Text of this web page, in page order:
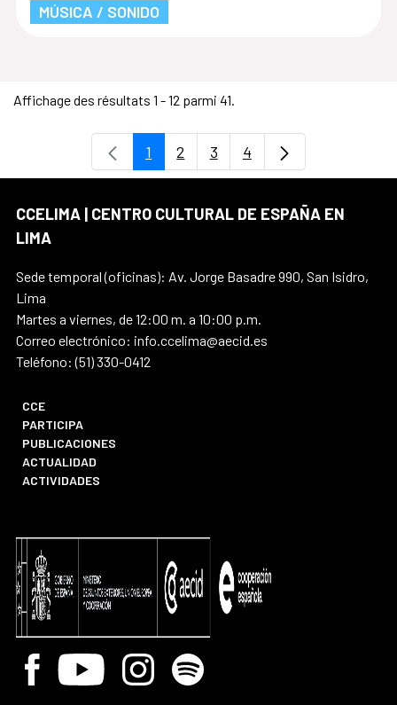
MÚSICA / SONIDO
Affichage des résultats 1 - 12 parmi 41.
Page
1 Page
2 Page
3 Page
4
CCELIMA | CENTRO CULTURAL DE ESPAÑA EN
LIMA
Sede temporal (oficinas): Av. Jorge Basadre 990, San Isidro,
Lima
Martes a viernes, de 12:00 m. a 10:00 p.m.
Correo electrónico: info.ccelima@aecid.es
Teléfono: (51) 330-0412
CCE
PARTICIPA
PUBLICACIONES
ACTUALIDAD
ACTIVIDADES
Facebook
Youtube InstagramSpotify